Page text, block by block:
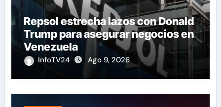
Repsol estrecha lazos con Donald
Trump para asegurar negocios en
Venezuela
InfoTV24 Ago 9, 2026